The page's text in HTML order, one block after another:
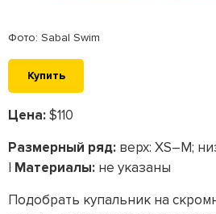
Фото: Sabal Swim
Купить
Цена:$110
Размерный ряд: верх: XS–M;
| Материалы: не указаны
Подобрать купальник на